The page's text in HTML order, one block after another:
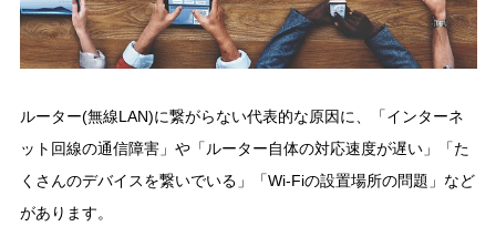
ルーター(無線LAN)に繋がらない代表的な原因に、「インターネ
ット回線の通信障害」や「ルーター自体の対応速度が遅い」「た
くさんのデバイスを繋いでいる」「Wi-Fiの設置場所の問題」など
があります。